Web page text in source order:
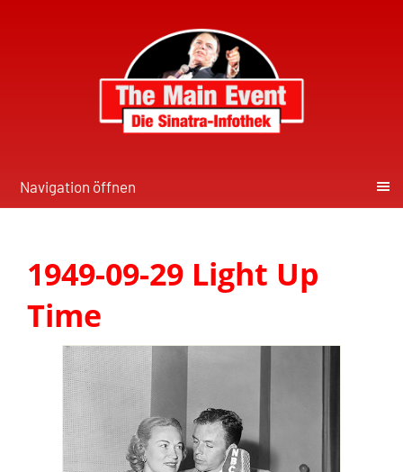
Navigation öffnen
1949-09-29 Light Up
Time